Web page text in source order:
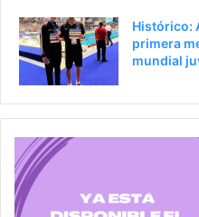
Histórico:
primera
mundial